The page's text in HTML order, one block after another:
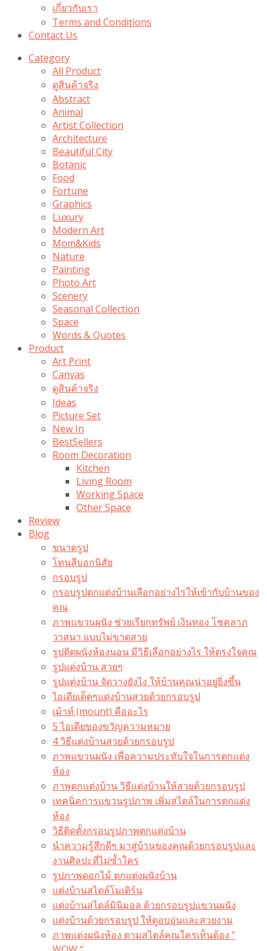
เกี่ยวกับเรา
Terms and Conditions
Contact Us
Category
All Product
ดูสินค้าจริง
Abstract
Animal
Artist Collection
Architecture
Beautiful City
Botanic
Food
Fortune
Graphics
Luxury
Modern Art
Mom&Kids
Nature
Painting
Photo Art
Scenery
Seasonal Collection
Space
Words & Quotes
Product
Art Print
Canvas
ดูสินค้าจริง
Ideas
Picture Set
New In
BestSellers
Room Decoration
Kitchen
Living Room
Working Space
Other Space
Review
Blog
ขนาดรูป
โทนสีบอกนิสัย
กรอบรูป
กรอบรูปตกแต่งบ้านเลือกอย่างไรให้เข้ากับบ้านของ
คุณ
ภาพแขวนผนัง ช่วยเรียกทรัพย์ เงินทอง โชคลาภ
วาสนา แบบไม่ขาดสาย
รูปติดผนังห้องนอน มีวิธีเลือกอย่างไร ให้ตรงใจคุณ
รูปแต่งบ้าน สวยๆ
รูปแต่งบ้าน จัดวางยังไง ให้บ้านคุณน่าอยู่ยิ่งขึ้น
ไอเดียเด็ดๆแต่งบ้านสวยด้วยกรอบรูป
เม้าท์ (mount) คืออะไร​
5 ไอเดียของขวัญความหมาย
4 วิธีแต่งบ้านสวยด้วยกรอบรูป
ภาพแขวนผนัง เพื่อความประทับใจในการตกแต่ง
ห้อง
ภาพตกแต่งบ้าน วิธีแต่งบ้านให้สวยด้วยกรอบรูป
เทคนิคการแขวนรูปภาพ เพิ่มสไตล์ในการตกแต่ง
ห้อง
วิธีติดตั้งกรอบรูปภาพตกแต่งบ้าน
นำความรู้สึกดีๆ มาสู่บ้านของคุณด้วยกรอบรูปและ
งานศิลปะที่ไม่ซ้ำใคร
รูปภาพดอกไม้ ตกแต่งผนังบ้าน
แต่งบ้านสไตล์โมเดิร์น
แต่งบ้านสไตล์มินิมอล ด้วยกรอบรูปแขวนผนัง
แต่งบ้านด้วยกรอบรูป ให้ดูอบอุ่นและสวยงาม
ภาพแต่งผนังห้อง ตามสไตล์คุณใครเห็นต้อง ”